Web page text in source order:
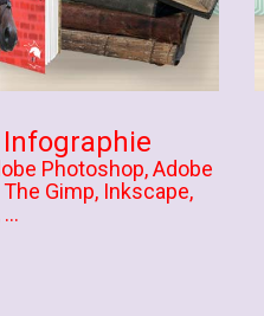
Infographie
Photoshop, Adobe
Gimp, Inkscape,